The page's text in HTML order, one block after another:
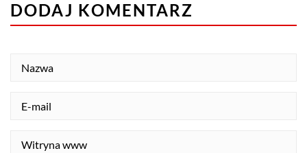
DODAJ KOMENTARZ